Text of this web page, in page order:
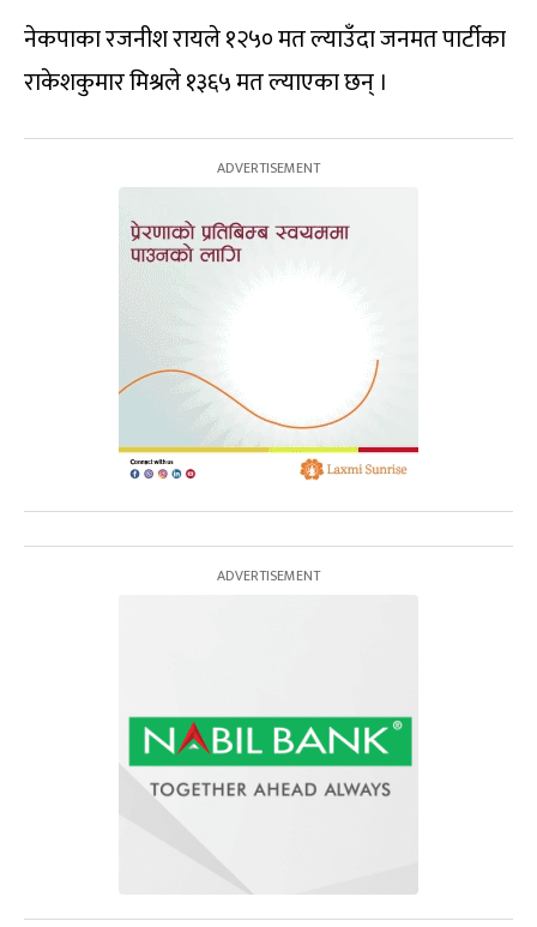
नेकपाका रजनीश रायले १२५० मत ल्याउँदा जनमत पार्टीका
राकेशकुमार मिश्रले १३६५ मत ल्याएका छन् ।